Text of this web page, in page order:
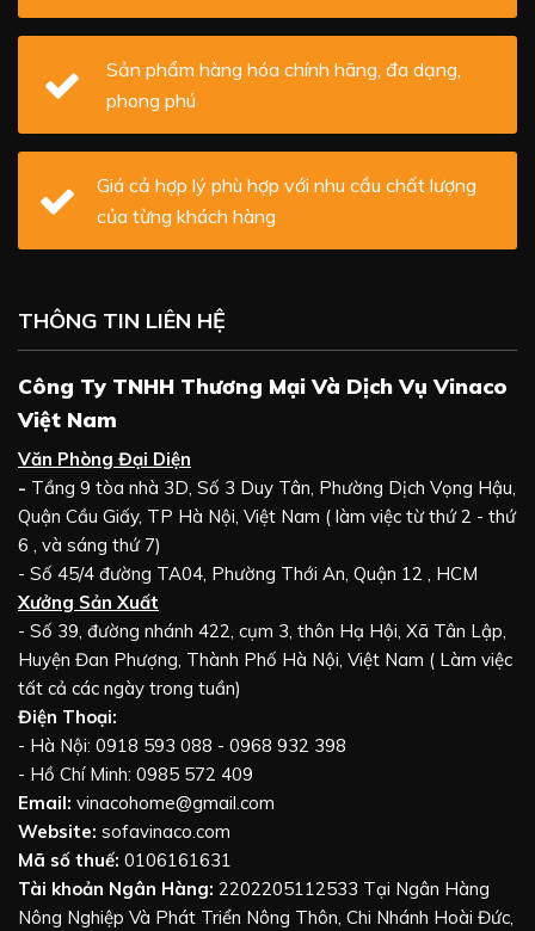
Sản phẩm hàng hóa chính hãng, đa dạng,
phong phú
Giá cả hợp lý phù hợp với nhu cầu chất lượng
của từng khách hàng
THÔNG TIN LIÊN HỆ
Công Ty TNHH Thương Mại Và Dịch Vụ Vinaco
Việt Nam
Văn Phòng Đại Diện
- Tầng 9 tòa nhà 3D, Số 3 Duy Tân, Phường Dịch Vọng Hậu,
Quận Cầu Giấy, TP Hà Nội, Việt Nam ( làm việc từ thứ 2 - thứ
6 , và sáng thứ 7)
- Số 45/4 đường TA04, Phường Thới An, Quận 12 , HCM
Xưởng Sản Xuất
- Số 39, đường nhánh 422, cụm 3, thôn Hạ Hội, Xã Tân Lập,
Huyện Đan Phượng, Thành Phố Hà Nội, Việt Nam ( Làm việc
tất cả các ngày trong tuần)
Điện Thoại:
- Hà Nội: 0918 593 088 - 0968 932 398
- Hồ Chí Minh: 0985 572 409
Email: vinacohome@gmail.com
Website: sofavinaco.com
Mã số thuế: 0106161631
Tài khoản Ngân Hàng: 2202205112533 Tại Ngân Hàng
Nông Nghiệp Và Phát Triển Nông Thôn, Chi Nhánh Hoài Đức,